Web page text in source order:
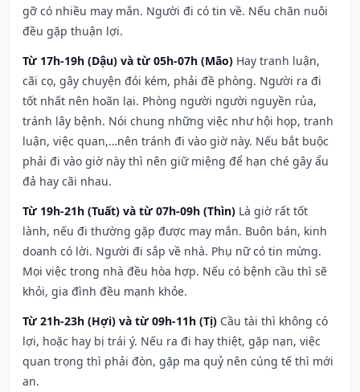
gỡ có nhiều may mắn. Người đi có tin về. Nếu chăn nuôi
đều gặp thuận lợi.
Từ 17h-19h (Dậu) và từ 05h-07h (Mão) Hay tranh luận,
cãi cọ, gây chuyện đói kém, phải đề phòng. Người ra đi
tốt nhất nên hoãn lại. Phòng người người nguyền rủa,
tránh lây bệnh. Nói chung những việc như hội họp, tranh
luận, việc quan,…nên tránh đi vào giờ này. Nếu bắt buộc
phải đi vào giờ này thì nên giữ miệng để hạn ché gây ẩu
đả hay cãi nhau.
Từ 19h-21h (Tuất) và từ 07h-09h (Thìn) Là giờ rất tốt
lành, nếu đi thường gặp được may mắn. Buôn bán, kinh
doanh có lời. Người đi sắp về nhà. Phụ nữ có tin mừng.
Mọi việc trong nhà đều hòa hợp. Nếu có bệnh cầu thì sẽ
khỏi, gia đình đều mạnh khỏe.
Từ 21h-23h (Hợi) và từ 09h-11h (Tị) Cầu tài thì không có
lợi, hoặc hay bị trái ý. Nếu ra đi hay thiệt, gặp nạn, việc
quan trọng thì phải đòn, gặp ma quỷ nên cúng tế thì mới
an.